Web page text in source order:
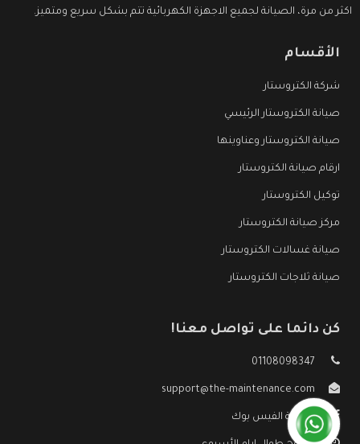
اكثر من مرة، الصيانة لجميع الاجهزة الكهربائية تتم بشكل سريع ومتميز.
الأقسام
شركة الكتروستار
صيانة الكتروستار الرئيسي
صيانة الكتروستار وعناوينها
ارقام صيانة الكتروستار
توكيل الكتروستار
مركز صيانة الكتروستار
صيانة غسالات الكتروستار
صيانة ثلاجات الكتروستار
كن دائما على تواصل معنا!
01108098347
support@the-maintenance.com
صفحة الفيس بوك